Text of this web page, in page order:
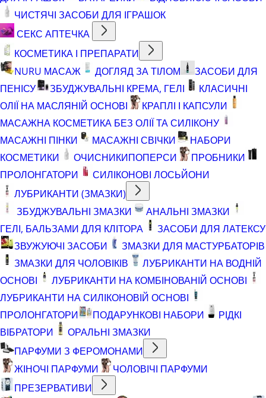
ЧИСТЯЧІ ЗАСОБИ ДЛЯ ІГРАШОК
СЕКС АПТЕЧКА
КОСМЕТИКА І ПРЕПАРАТИ
NURU МАСАЖ
ДОГЛЯД ЗА ТІЛОМ
ЗАСОБИ ДЛЯ
ПЕНІСУ
ЗБУДЖУВАЛЬНІ КРЕМА, ГЕЛІ
КЛАСИЧНІ
ОЛІЇ НА МАСЛЯНІЙ ОСНОВІ
КРАПЛІ І КАПСУЛИ
МАСАЖНА КОСМЕТИКА БЕЗ ОЛІЇ ТА СИЛІКОНУ
МАСАЖНІ ПІНКИ
МАСАЖНІ СВІЧКИ
НАБОРИ
КОСМЕТИКИ
ОЧИСНИКИПОПЕРСИ
ПРОБНИКИ
ПРОЛОНГАТОРИ
СИЛІКОНОВІ ЛОСЬЙОНИ
ЛУБРИКАНТИ (ЗМАЗКИ)
ЗБУДЖУВАЛЬНІ ЗМАЗКИ
АНАЛЬНІ ЗМАЗКИ
ГЕЛІ, БАЛЬЗАМИ ДЛЯ КЛІТОРА
ЗАСОБИ ДЛЯ ЛАТЕКСУ
ЗВУЖУЮЧІ ЗАСОБИ
ЗМАЗКИ ДЛЯ МАСТУРБАТОРІВ
ЗМАЗКИ ДЛЯ ЧОЛОВІКІВ
ЛУБРИКАНТИ НА ВОДНІЙ
ОСНОВІ
ЛУБРИКАНТИ НА КОМБІНОВАНІЙ ОСНОВІ
ЛУБРИКАНТИ НА СИЛІКОНОВІЙ ОСНОВІ
ПРОЛОНГАТОРИ
ПОДАРУНКОВІ НАБОРИ
РІДКІ
ВІБРАТОРИ
ОРАЛЬНІ ЗМАЗКИ
ПАРФУМИ З ФЕРОМОНАМИ
ЖІНОЧІ ПАРФУМИ
ЧОЛОВІЧІ ПАРФУМИ
ПРЕЗЕРВАТИВИ